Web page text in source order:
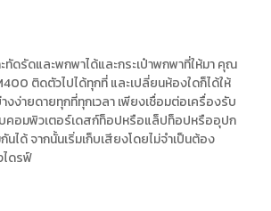
ดรัดและพกพาได้และกระเป๋าพกพาที่ให้มา คุณ
ติดตัวไปได้ทุกที่ และเปลี่ยนห้องใดก็ได้ให้
งง่ายดายทุกที่ทุกเวลา เพียงเชื่อมต่อเครื่องรับ
คอมพิวเตอร์เดสก์ท็อปหรือแล็ปท็อปหรืออุปก
ได้ จากนั้นเริ่มเก็บเสียงโดยไม่จำเป็นต้อง
ไดรฟ์